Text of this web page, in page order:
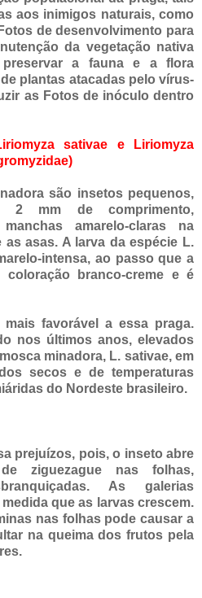
aos inimigos naturais, como
de desenvolvimento para
da vegetação nativa
a fauna e a flora
plantas atacadas pelo vírus-
as Fotos de inóculo dentro
sativae e Liriomyza
são insetos pequenos,
2 mm de comprimento,
amarelo-claras na
asas. A larva da espécie L.
intensa, ao passo que a
branco-creme e é
favorável a essa praga.
nos últimos anos, elevados
minadora, L. sativae, em
secos e de temperaturas
do Nordeste brasileiro.
prejuízos, pois, o inseto abre
ziguezague nas folhas,
As galerias
que as larvas crescem.
nas folhas pode causar a
na queima dos frutos pela